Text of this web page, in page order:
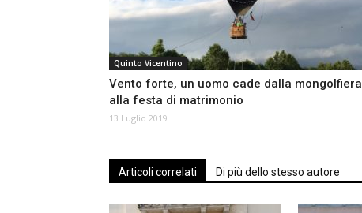
Quinto Vicentino
Vento forte, un uomo cade dalla mongolfiera
alla festa di matrimonio
13 Luglio 2019
Articoli correlati Di più dello stesso autore